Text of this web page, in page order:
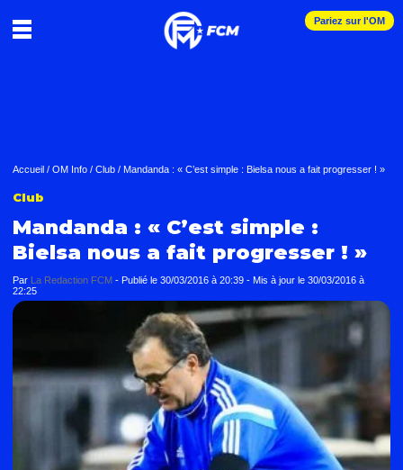
Pariez sur l'OM
Accueil / OM Info / Club / Mandanda : « C’est simple : Bielsa nous a fait progresser ! »
Club
Mandanda : « C’est simple :
Bielsa nous a fait progresser ! »
Par La Redaction FCM - Publié le 30/03/2016 à 20:39 - Mis à jour le 30/03/2016 à
22:25